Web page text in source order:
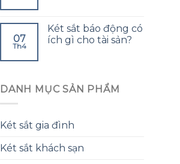
07
Th4
Két sắt báo động có
ích gì cho tài sản?
DANH MỤC SẢN PHẨM
Két sắt gia đình
Két sắt khách sạn